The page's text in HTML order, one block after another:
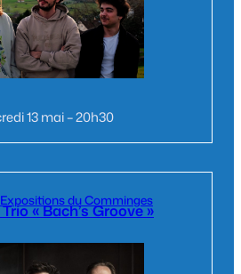
13 mai – 20h30
du Comminges
« Bach’s Groove »